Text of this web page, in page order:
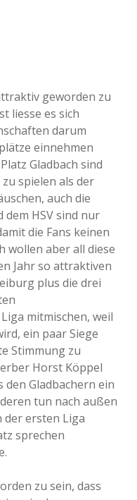
geworden zu
liesse es sich
darum
einnehmen
Gladbach sind
spielen als der
auch die
dem HSV sind nur
die Fans keinen
wollen aber all diese
Jahr so attraktiven
plus die drei
mitmischen, weil
ein paar Siege
Stimmung zu
Horst Köppel
den Gladbachern ein
tun nach außen
der ersten Liga
sprechen
zu sein, dass